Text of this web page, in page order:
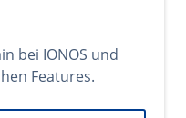
bei IONOS und
Features.